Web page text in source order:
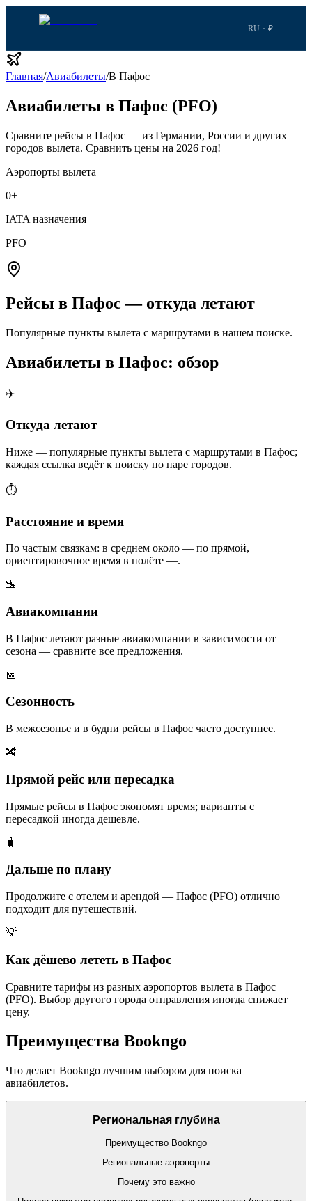
RU · ₽
Главная/Авиабилеты/В Пафос
Авиабилеты в Пафос (PFO)
Сравните рейсы в Пафос — из Германии, России и других
городов вылета. Сравнить цены на 2026 год!
Аэропорты вылета
0+
IATA назначения
PFO
Рейсы в Пафос — откуда летают
Популярные пункты вылета с маршрутами в нашем поиске.
Авиабилеты в Пафос: обзор
✈️
Откуда летают
Ниже — популярные пункты вылета с маршрутами в Пафос;
каждая ссылка ведёт к поиску по паре городов.
⏱️
Расстояние и время
По частым связкам: в среднем около — по прямой,
ориентировочное время в полёте —.
🛬
Авиакомпании
В Пафос летают разные авиакомпании в зависимости от
сезона — сравните все предложения.
📅
Сезонность
В межсезонье и в будни рейсы в Пафос часто доступнее.
🔀
Прямой рейс или пересадка
Прямые рейсы в Пафос экономят время; варианты с
пересадкой иногда дешевле.
🧳
Дальше по плану
Продолжите с отелем и арендой — Пафос (PFO) отлично
подходит для путешествий.
💡
Как дёшево лететь в Пафос
Сравните тарифы из разных аэропортов вылета в Пафос
(PFO). Выбор другого города отправления иногда снижает
цену.
Преимущества Bookngo
Что делает Bookngo лучшим выбором для поиска
авиабилетов.
Региональная глубина
Преимущество Bookngo
Региональные аэропорты
Почему это важно